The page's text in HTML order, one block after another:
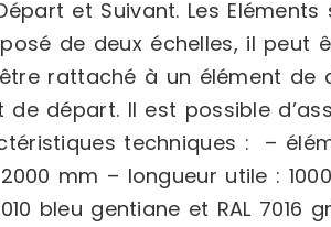
et Suivant. Les
de deux échelles, il peut
rattaché à un élément
départ. Il est possible
techniques : –
mm – longueur utile :
bleu gentiane et RAL